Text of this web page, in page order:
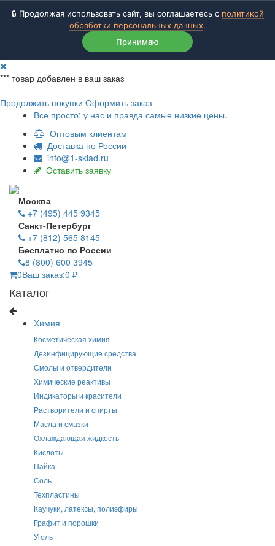
🔒 Продолжая использовать сайт, вы соглашаетесь с политикой
обработки персональных данных.
Принимаю
*** товар добавлен в ваш заказ
Продолжить покупки Оформить заказ
Всё просто: у нас и правда самые низкие цены.
Оптовым клиентам
Доставка по России
info@1-sklad.ru
Оставить заявку
Москва
+7 (495) 445 9345
Санкт-Петербург
+7 (812) 565 8145
Бесплатно по России
8 (800) 600 3945
0Ваш заказ:0 ₽
Каталог
Химия
Косметическая химия
Дезинфицирующие средства
Смолы и отвердители
Химические реактивы
Индикаторы и красители
Растворители и спирты
Масла и смазки
Охлаждающая жидкость
Кислоты
Пайка
Соль
Техпластины
Каучуки, латексы, полиэфиры
Графит и порошки
Уголь